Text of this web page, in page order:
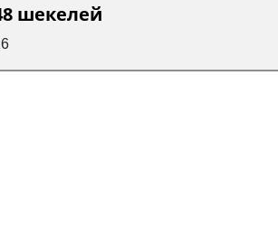
шекелей